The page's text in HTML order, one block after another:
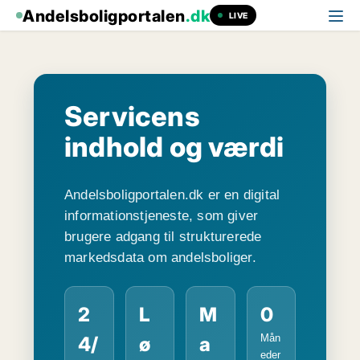
Andelsboligportalen.dk LIVE
Servicens
indhold og værdi
Andelsboligportalen.dk er en digital
informationstjeneste, som giver
brugere adgang til strukturerede
markedsdata om andelsboliger.
2
4/
L
ø
M
a
0
Mån
eder